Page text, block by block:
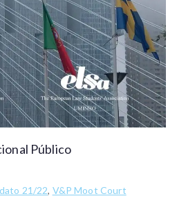
Público
21/22, V&P Moot Court